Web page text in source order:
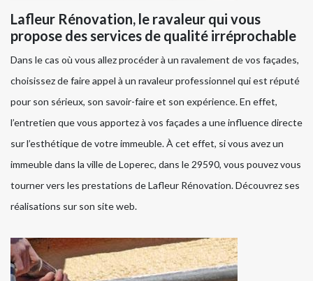
Lafleur Rénovation, le ravaleur qui vous
propose des services de qualité irréprochable
Dans le cas où vous allez procéder à un ravalement de vos façades,
choisissez de faire appel à un ravaleur professionnel qui est réputé
pour son sérieux, son savoir-faire et son expérience. En effet,
l’entretien que vous apportez à vos façades a une influence directe
sur l’esthétique de votre immeuble. À cet effet, si vous avez un
immeuble dans la ville de Loperec, dans le 29590, vous pouvez vous
tourner vers les prestations de Lafleur Rénovation. Découvrez ses
réalisations sur son site web.